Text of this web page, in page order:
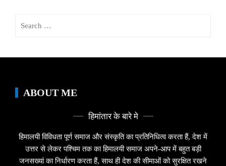
ABOUT ME
हिमांतार के बारे मे
हिमालयी विविधता पूर्ण समाज और संस्कृति का प्रतिनिधित्व करता हैं, देश में
उत्तर से लेकर पश्चिम तक का हिमालयी समाज अपने-आप में बहुत बड़ी
जनसख्यां का निर्धारण करता हैं, साथ ही देश की सीमाओं को सुरक्षित रखने